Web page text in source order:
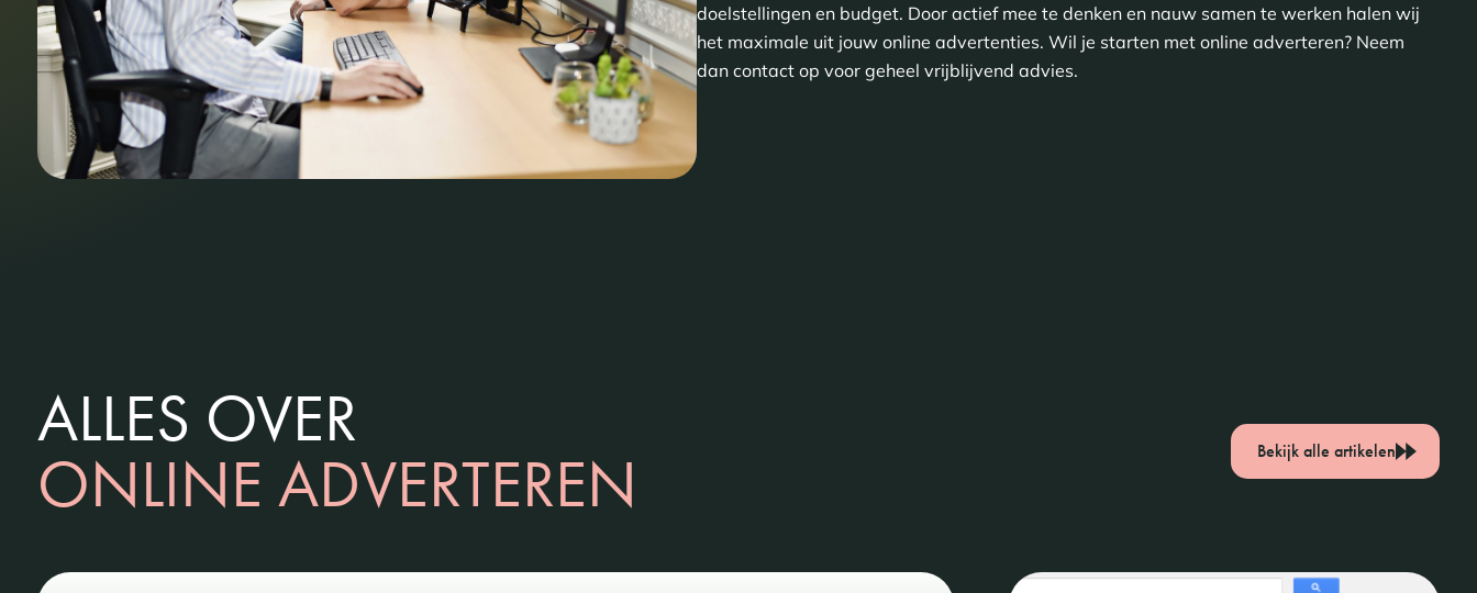
doelstellingen en budget. Door actief mee te denken en nauw samen te werken halen wij
het maximale uit jouw online advertenties. Wil je starten met online adverteren? Neem
dan contact op voor geheel vrijblijvend advies.
ALLES OVER
ONLINE ADVERTEREN Bekijk alle artikelen